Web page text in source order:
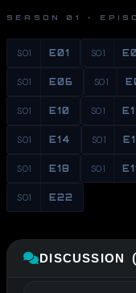
SEASON 01 ·
S01 E01 S01
S01 E06 S01
S01 E10 S01
S01 E14 S01
S01 E18 S01
S01 E22
DISCUSSION